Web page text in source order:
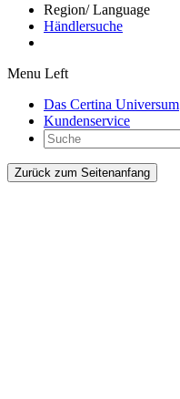
Region/ Language
Händlersuche
Menu Left
Das Certina Universum
Kundenservice
Zurück zum Seitenanfang